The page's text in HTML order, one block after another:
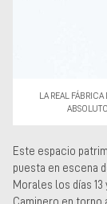
LA REAL
Este espacio
puesta en escena
Morales los días 13
Caminero en torno